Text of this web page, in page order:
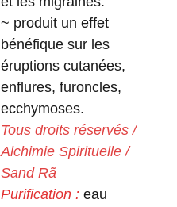
~ produit un effet
bénéfique sur les
éruptions cutanées,
enflures, furoncles,
ecchymoses.
Tous droits réservés /
Alchimie Spirituelle /
Sand Rã
Purification : eau